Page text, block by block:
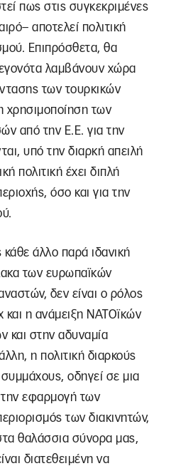
πως στις συγκεκριμένες
αποτελεί πολιτική
Επιπρόσθετα, θα
λαμβάνουν χώρα
των τουρκικών
χρησιμοποίηση των
από την Ε.Ε. για την
υπό την διαρκή απειλή
πολιτική έχει διπλή
όσο και για την
άλλο παρά ιδανική
των ευρωπαϊκών
δεν είναι ο ρόλος
η ανάμειξη ΝΑΤΟϊκών
και στην αδυναμία
η πολιτική διαρκούς
οδηγεί σε μια
την εφαρμογή των
των διακινητών,
θαλάσσια σύνορα μας,
διατεθειμένη να